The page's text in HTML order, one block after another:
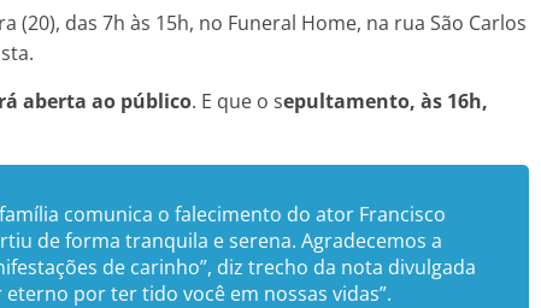
das 7h às 15h, no Funeral Home, na rua São Carlos
aberta ao público. E que o sepultamento, às 16h,
comunica o falecimento do ator Francisco
de forma tranquila e serena. Agradecemos a
de carinho”, diz trecho da nota divulgada
por ter tido você em nossas vidas”.